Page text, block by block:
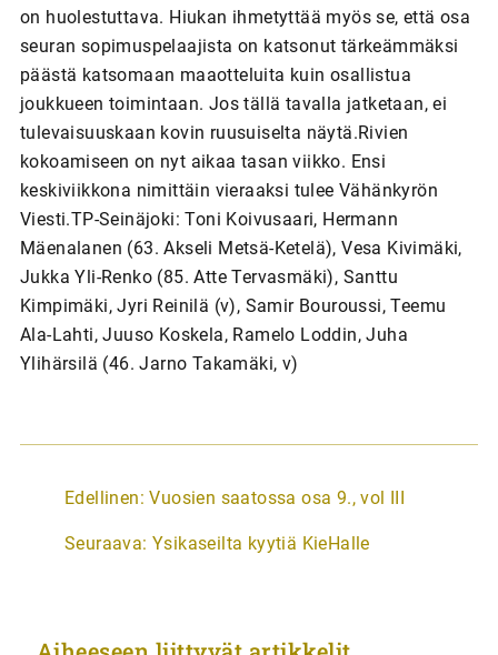
on huolestuttava. Hiukan ihmetyttää myös se, että osa
seuran sopimuspelaajista on katsonut tärkeämmäksi
päästä katsomaan maaotteluita kuin osallistua
joukkueen toimintaan. Jos tällä tavalla jatketaan, ei
tulevaisuuskaan kovin ruusuiselta näytä.Rivien
kokoamiseen on nyt aikaa tasan viikko. Ensi
keskiviikkona nimittäin vieraaksi tulee Vähänkyrön
Viesti.TP-Seinäjoki: Toni Koivusaari, Hermann
Mäenalanen (63. Akseli Metsä-Ketelä), Vesa Kivimäki,
Jukka Yli-Renko (85. Atte Tervasmäki), Santtu
Kimpimäki, Jyri Reinilä (v), Samir Bouroussi, Teemu
Ala-Lahti, Juuso Koskela, Ramelo Loddin, Juha
Ylihärsilä (46. Jarno Takamäki, v)
A
t
Edellinen: Vuosien saatossa osa 9., vol III
Seuraava: Ysikaseilta kyytiä KieHalle